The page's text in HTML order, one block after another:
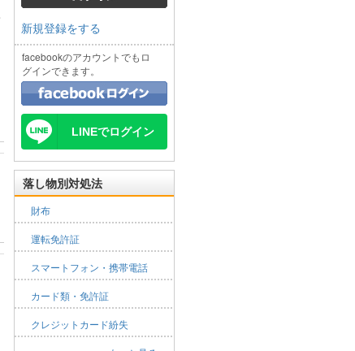
新規登録をする
facebookのアカウントでもロ
グインできます。
LINEでログイン
落し物別対処法
財布
運転免許証
スマートフォン・携帯電話
カード類・免許証
クレジットカード紛失